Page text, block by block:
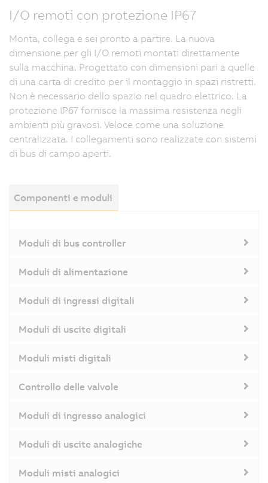
I/O remoti con protezione IP67
Monta, collega e sei pronto a partire. La nuova
dimensione per gli I/O remoti montati direttamente
sulla macchina. Progettato con dimensioni pari a quelle
di una carta di credito per il montaggio in spazi ristretti.
Non è necessario dello spazio nel quadro elettrico. La
protezione IP67 fornisce la massima resistenza negli
ambienti più gravosi. Veloce come una soluzione
centralizzata. I collegamenti sono realizzate con sistemi
di bus di campo aperti.
Componenti e moduli
Moduli di bus controller
Moduli di alimentazione
Moduli di ingressi digitali
Moduli di uscite digitali
Moduli misti digitali
Controllo delle valvole
Moduli di ingresso analogici
Moduli di uscite analogiche
Moduli misti analogici